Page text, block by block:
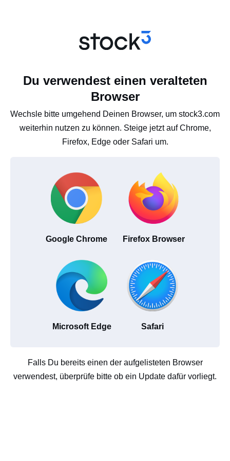
Du verwendest einen veralteten
Browser
Wechsle bitte umgehend Deinen Browser, um stock3.com
weiterhin nutzen zu können. Steige jetzt auf Chrome,
Firefox, Edge oder Safari um.
Google Chrome Firefox Browser
Microsoft Edge Safari
Falls Du bereits einen der aufgelisteten Browser
verwendest, überprüfe bitte ob ein Update dafür vorliegt.